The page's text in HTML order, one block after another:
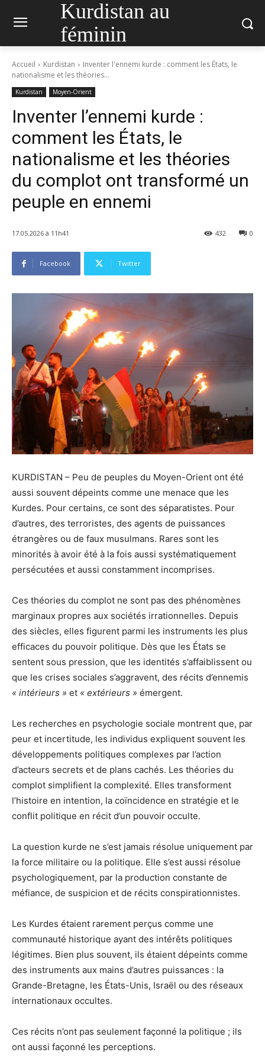
Kurdistan au
féminin
Accueil Kurdistan
Inventer l'ennemi kurde : comment les États, le
nationalisme et les théories...
Kurdistan Moyen-Orient
Inventer l’ennemi kurde :
comment les États, le
nationalisme et les théories
du complot ont transformé un
peuple en ennemi
17.05.2026 à 11h41 0
432
Facebook Twitter
KURDISTAN – Peu de peuples du Moyen-Orient ont été
aussi souvent dépeints comme une menace que les
Kurdes. Pour certains, ce sont des séparatistes. Pour
d’autres, des terroristes, des agents de puissances
étrangères ou de faux musulmans. Rares sont les
minorités à avoir été à la fois aussi systématiquement
persécutées et aussi constamment incomprises.
Ces théories du complot ne sont pas des phénomènes
marginaux propres aux sociétés irrationnelles. Depuis
des siècles, elles figurent parmi les instruments les plus
efficaces du pouvoir politique. Dès que les États se
sentent sous pression, que les identités s’affaiblissent ou
que les crises sociales s’aggravent, des récits d’ennemis
« intérieurs » et « extérieurs » émergent.
Les recherches en psychologie sociale montrent que, par
peur et incertitude, les individus expliquent souvent les
développements politiques complexes par l’action
d’acteurs secrets et de plans cachés. Les théories du
complot simplifient la complexité. Elles transforment
l’histoire en intention, la coïncidence en stratégie et le
conflit politique en récit d’un pouvoir occulte.
La question kurde ne s’est jamais résolue uniquement par
la force militaire ou la politique. Elle s’est aussi résolue
psychologiquement, par la production constante de
méfiance, de suspicion et de récits conspirationnistes.
Les Kurdes étaient rarement perçus comme une
communauté historique ayant des intérêts politiques
légitimes. Bien plus souvent, ils étaient dépeints comme
des instruments aux mains d’autres puissances : la
Grande-Bretagne, les États-Unis, Israël ou des réseaux
internationaux occultes.
Ces récits n’ont pas seulement façonné la politique ; ils
ont aussi façonné les perceptions.